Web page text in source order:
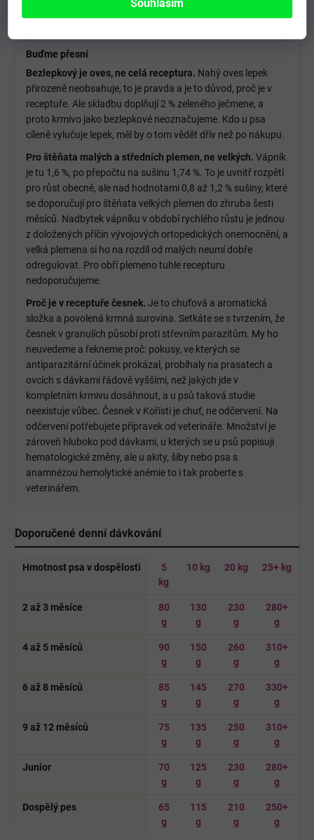
Souhlasím
potřebuje energii.
Buďme přesní
Bezlepkový je oves, ne celá receptura. Nahý oves lepek
přirozeně neobsahuje, to je pravda a je to důvod, proč je v
receptuře. Ale skladbu doplňují 2 % zeleného ječmene, a
proto krmivo jako bezlepkové neoznačujeme. Kdo u psa
cíleně vylučuje lepek, měl by o tom vědět dřív než po nákupu.
Pro štěňata malých a středních plemen, ne velkých. Vápník
je tu 1,6 %, po přepočtu na sušinu 1,74 %. To je uvnitř rozpětí
pro růst obecně, ale nad hodnotami 0,8 až 1,2 % sušiny, které
se doporučují pro štěňata velkých plemen do zhruba šesti
měsíců. Nadbytek vápníku v období rychlého růstu je jednou
z doložených příčin vývojových ortopedických onemocnění, a
velká plemena si ho na rozdíl od malých neumí dobře
odregulovat. Pro obří plemeno tuhle recepturu
nedoporučujeme.
Proč je v receptuře česnek. Je to chuťová a aromatická
složka a povolená krmná surovina. Setkáte se s tvrzením, že
česnek v granulích působí proti střevním parazitům. My ho
neuvedeme a řekneme proč: pokusy, ve kterých se
antiparazitární účinek prokázal, probíhaly na prasatech a
ovcích s dávkami řádově vyššími, než jakých jde v
kompletním krmivu dosáhnout, a u psů taková studie
neexistuje vůbec. Česnek v Kořisti je chuť, ne odčervení. Na
odčervení potřebujete přípravek od veterináře. Množství je
zároveň hluboko pod dávkami, u kterých se u psů popisují
hematologické změny, ale u akity, šiby nebo psa s
anamnézou hemolytické anémie to i tak proberte s
veterinářem.
Doporučené denní dávkování
Hmotnost psa v dospělosti
5
kg
10 kg 20 kg 25+ kg
2 až 3 měsíce
80
g
130
g
230
g
280+
g
4 až 5 měsíců
90
g
150
g
260
g
310+
g
6 až 8 měsíců
85
g
145
g
270
g
330+
g
9 až 12 měsíců
75
g
135
g
250
g
310+
g
Junior
70
g
125
g
230
g
280+
g
Dospělý pes
65
g
115
g
210
g
250+
g